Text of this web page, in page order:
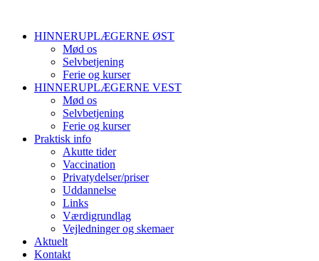
HINNERUPLÆGERNE ØST
Mød os
Selvbetjening
Ferie og kurser
HINNERUPLÆGERNE VEST
Mød os
Selvbetjening
Ferie og kurser
Praktisk info
Akutte tider
Vaccination
Privatydelser/priser
Uddannelse
Links
Værdigrundlag
Vejledninger og skemaer
Aktuelt
Kontakt